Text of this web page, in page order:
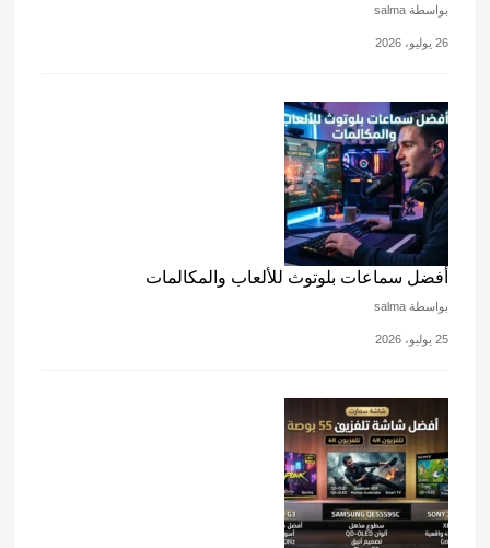
بواسطة salma
26 يوليو، 2026
أفضل سماعات بلوتوث للألعاب والمكالمات
بواسطة salma
25 يوليو، 2026